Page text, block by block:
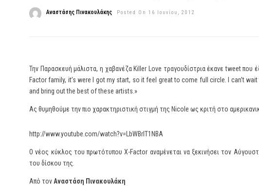
Αναστάσης Πινακουλάκης Posted On 16 Ιουνίου, 2012
Την Παρασκευή μάλιστα, η χαβανέζα Killer Love τραγουδίστρια έκανε tweet που
Factor family, it’s were I got my start, so it feel great to come full circle. I can’t
and bring out the best of these artists.»
Ας θυμηθούμε την πιο χαρακτηριστική στιγμή της Nicole ως κριτή στο
http://www.youtube.com/watch?v=LbWBrlT1NBA
Ο νέος κύκλος του πρωτότυπου X-Factor αναμένεται να ξεκινήσει τον
του δίσκου της.
Από τονΑναστάση Πινακουλάκη